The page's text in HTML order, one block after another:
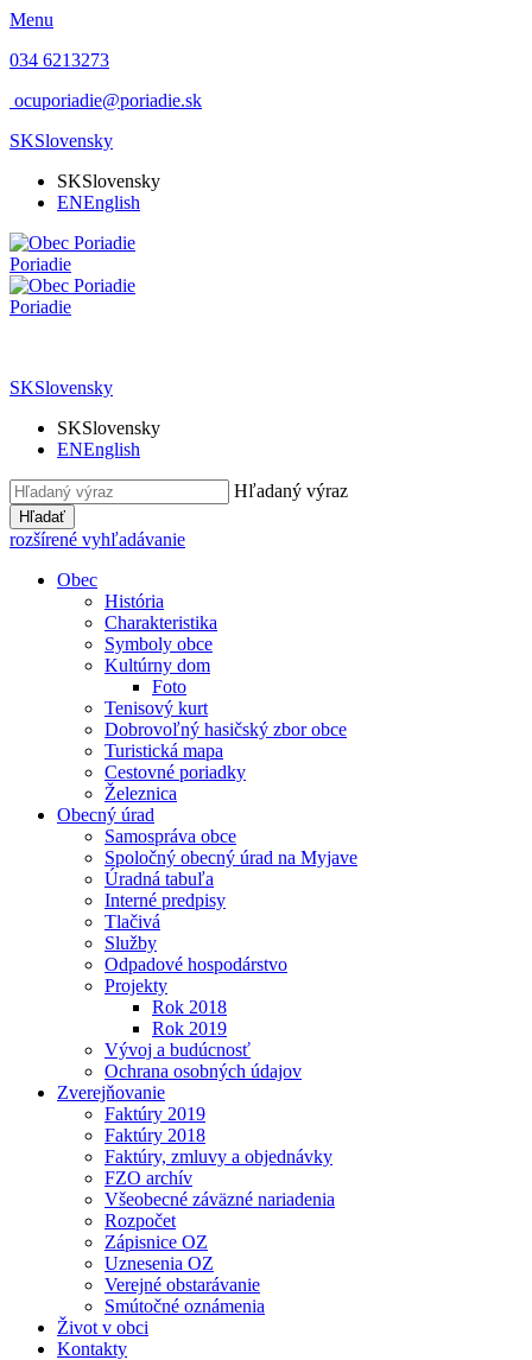
Menu
034 6213273
ocuporiadie@poriadie.sk
SKSlovensky
SKSlovensky
ENEnglish
Poriadie
Poriadie
SKSlovensky
SKSlovensky
ENEnglish
Hľadaný výraz
Hľadať
rozšírené vyhľadávanie
Obec
História
Charakteristika
Symboly obce
Kultúrny dom
Foto
Tenisový kurt
Dobrovoľný hasičský zbor obce
Turistická mapa
Cestovné poriadky
Železnica
Obecný úrad
Samospráva obce
Spoločný obecný úrad na Myjave
Úradná tabuľa
Interné predpisy
Tlačivá
Služby
Odpadové hospodárstvo
Projekty
Rok 2018
Rok 2019
Vývoj a budúcnosť
Ochrana osobných údajov
Zverejňovanie
Faktúry 2019
Faktúry 2018
Faktúry, zmluvy a objednávky
FZO archív
Všeobecné záväzné nariadenia
Rozpočet
Zápisnice OZ
Uznesenia OZ
Verejné obstarávanie
Smútočné oznámenia
Život v obci
Kontakty